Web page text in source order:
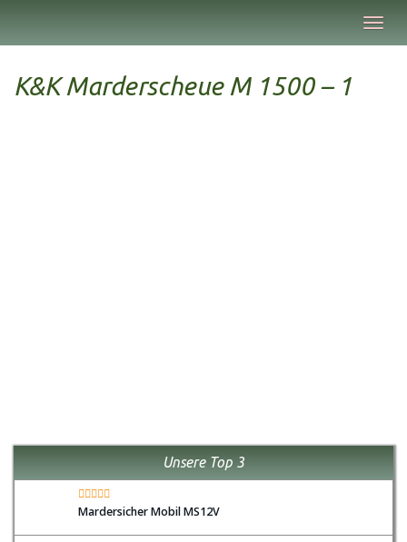
main
K&K Marderscheue M 1500 – 1
Unsere Top 3
Mardersicher Mobil MS12V